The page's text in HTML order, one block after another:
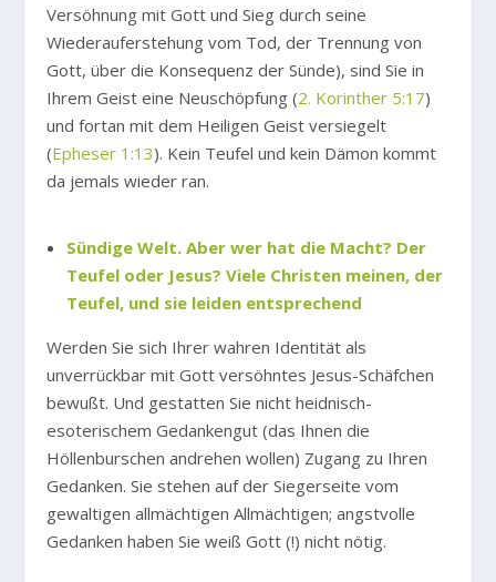
Versöhnung mit Gott und Sieg durch seine
Wiederauferstehung vom Tod, der Trennung von
Gott, über die Konsequenz der Sünde), sind Sie in
Ihrem Geist eine Neuschöpfung (2. Korinther 5:17)
und fortan mit dem Heiligen Geist versiegelt
(Epheser 1:13). Kein Teufel und kein Dämon kommt
da jemals wieder ran.
Sündige Welt. Aber wer hat die Macht? Der
Teufel oder Jesus? Viele Christen meinen, der
Teufel, und sie leiden entsprechend
Werden Sie sich Ihrer wahren Identität als
unverrückbar mit Gott versöhntes Jesus-Schäfchen
bewußt. Und gestatten Sie nicht heidnisch-
esoterischem Gedankengut (das Ihnen die
Höllenburschen andrehen wollen) Zugang zu Ihren
Gedanken. Sie stehen auf der Siegerseite vom
gewaltigen allmächtigen Allmächtigen; angstvolle
Gedanken haben Sie weiß Gott (!) nicht nötig.